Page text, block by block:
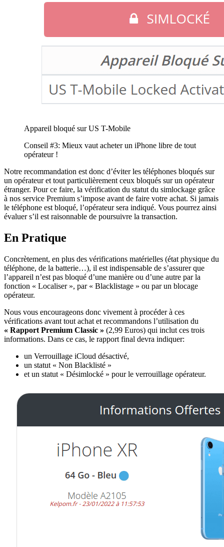
Appareil bloqué sur US T-Mobile
Conseil #3: Mieux vaut acheter un iPhone libre de tout
opérateur !
Notre recommandation est donc d’éviter les téléphones bloqués sur
un opérateur et tout particulièrement ceux bloqués sur un opérateur
étranger. Pour ce faire, la vérification du statut du simlockage grâce
à nos service Premium s’impose avant de faire votre achat. Si jamais
le téléphone est bloqué, l’opérateur sera indiqué. Vous pourrez ainsi
évaluer s’il est raisonnable de poursuivre la transaction.
En Pratique
Concrètement, en plus des vérifications matérielles (état physique du
téléphone, de la batterie…), il est indispensable de s’assurer que
l’appareil n’est pas bloqué d’une manière ou d’une autre par la
fonction « Localiser », par « Blacklistage » ou par un blocage
opérateur.
Nous vous encourageons donc vivement à procéder à ces
vérifications avant tout achat et recommandons l’utilisation du
« Rapport Premium Classic » (2,99 Euros) qui inclut ces trois
informations. Dans ce cas, le rapport final devra indiquer:
un Verrouillage iCloud désactivé,
un statut « Non Blacklisté »
et un statut « Désimlocké » pour le verrouillage opérateur.